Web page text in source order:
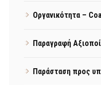
Οργανικότητα –
Παραγραφή
Παράσταση προς